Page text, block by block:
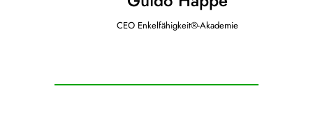
CEO Enkelfähigkeit®-Akademie